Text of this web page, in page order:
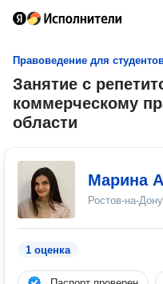
Правоведение для
Занятие с
коммерческому
области
Марина
Ростов-на-Дону
1 оценка